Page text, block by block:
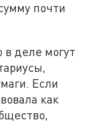
почти
деле могут
Если
как